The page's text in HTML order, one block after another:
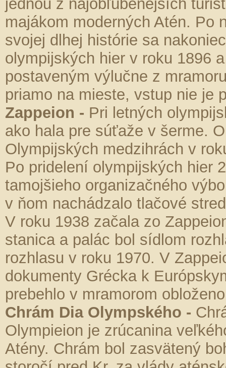
jednou z najobľúbenejších
majákom moderných Atén. Po
svojej dlhej histórie sa
olympijských hier v roku 1896
postaveným výlučne z
priamo na mieste, vstup nie je
Zappeion - Pri letných
ako hala pre súťaže v šerme.
Olympijských medzihrách v
Po pridelení olympijských hier
tamojšieho organizačného
v ňom nachádzalo tlačové
V roku 1938 začala zo
stanica a palác bol sídlom
rozhlasu v roku 1970. V
dokumenty Grécka k
prebehlo v mramorom
Chrám Dia Olympského -
Olympieion je zrúcanina
Atény. Chrám bol zasvätený